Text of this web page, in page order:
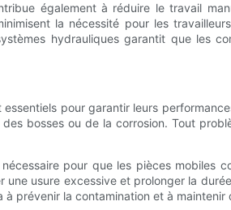
également à réduire le travail
la nécessité pour les
hydrauliques garantit que les
pour garantir leurs
bosses ou de la corrosion. Tout
pour que les pièces
usure excessive et prolonger la
prévenir la contamination et à maintenir